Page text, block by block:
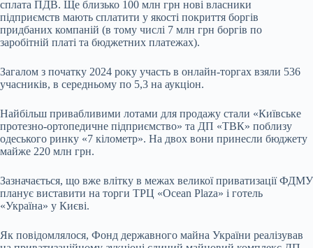
сплата ПДВ. Ще близько 100 млн грн нові власники
підприємств мають сплатити у якості покриття боргів
придбаних компаній (в тому числі 7 млн грн боргів по
заробітній платі та бюджетних платежах).
Загалом з початку 2024 року участь в онлайн-торгах взяли 536
учасників, в середньому по 5,3 на аукціон.
Найбільш привабливими лотами для продажу стали «Київське
протезно-ортопедичне підприємство» та ДП «ТВК» поблизу
одеського ринку «7 кілометр». На двох вони принесли бюджету
майже 220 млн грн.
Зазначається, що вже влітку в межах великої приватизації ФДМУ
планує виставити на торги ТРЦ «Ocean Plaza» і готель
«Україна» у Києві.
Як повідомлялося, Фонд державного майна України реалізував